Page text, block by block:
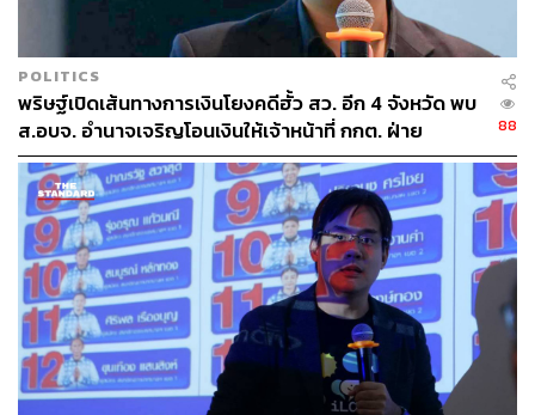
173
ABOUT THE AUTHOR
THE STANDARD TEAM
กองบรรณาธิการ THE STANDARD
POLITICS
พริษฐ์เปิดเส้นทางการเงินโยงคดีฮั้ว สว. อีก 4 จังหวัด พบ
ส.อบจ. อำนาจเจริญโอนเงินให้เจ้าหน้าที่ กกต. ฝ่าย
สืบสวน
88